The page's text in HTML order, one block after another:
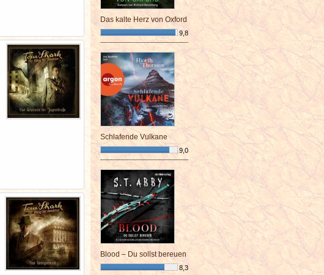
Das kalte Herz von Oxford
9,8
¯¯¯¯¯¯¯¯¯¯¯¯¯¯¯¯¯¯¯¯¯¯¯¯
Schlafende Vulkane
9,0
¯¯¯¯¯¯¯¯¯¯¯¯¯¯¯¯¯¯¯¯¯¯¯¯
Blood – Du sollst bereuen
8,3